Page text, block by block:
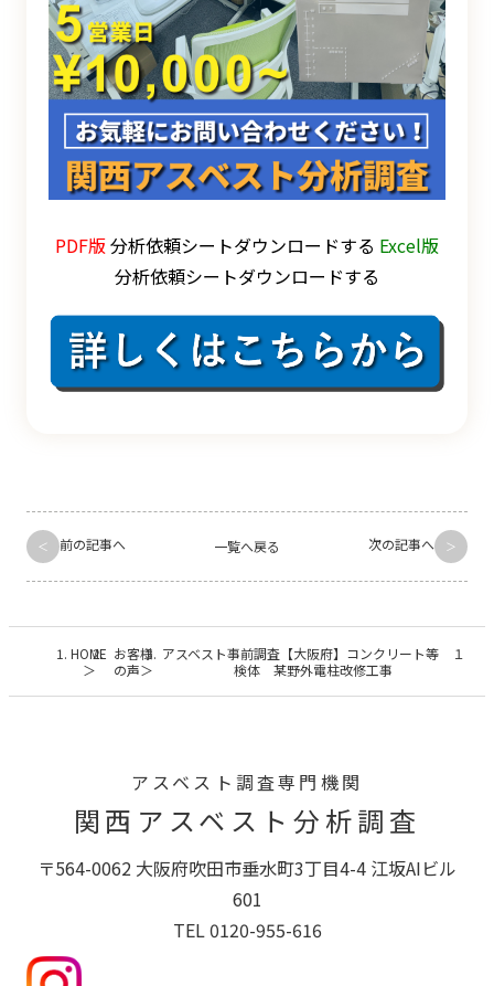
PDF版分析依頼シートダウンロードする Excel版
分析依頼シートダウンロードする
前の記事へ 一覧へ戻る 次の記事へ
HOME お客様
の声
アスベスト事前調査【大阪府】コンクリート等 １
検体 某野外電柱改修工事
アスベスト調査専門機関
関西アスベスト分析調査
〒564-0062 大阪府吹田市垂水町3丁目4-4 江坂AIビル
601
TEL 0120-955-616